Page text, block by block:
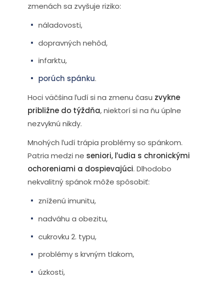
zmenách sa zvyšuje riziko:
náladovosti,
dopravných nehôd,
infarktu,
porúch spánku.
Hoci väčšina ľudí si na zmenu času zvykne
približne do týždňa, niektorí si na ňu úplne
nezvyknú nikdy.
Mnohých ľudí trápia problémy so spánkom.
Patria medzi ne seniori, ľudia s chronickými
ochoreniami a dospievajúci. Dlhodobo
nekvalitný spánok môže spôsobiť:
zníženú imunitu,
nadváhu a obezitu,
cukrovku 2. typu,
problémy s krvným tlakom,
úzkosti,